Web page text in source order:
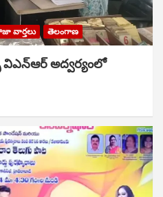
వార్తలు తెలంగాణ
విఎన్ఆర్ అద్వర్యంలో